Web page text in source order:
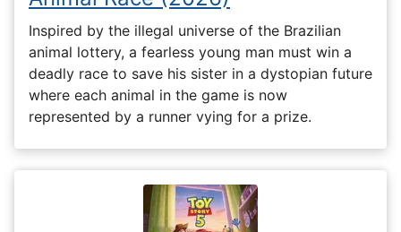
Inspired by the illegal universe of the Brazilian
animal lottery, a fearless young man must win a
deadly race to save his sister in a dystopian future
where each animal in the game is now
represented by a runner vying for a prize.